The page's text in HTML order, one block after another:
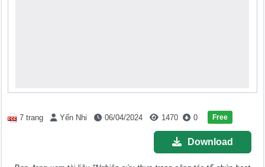
7 trang Yến Nhi 06/04/2024 1470 0 Free
Download